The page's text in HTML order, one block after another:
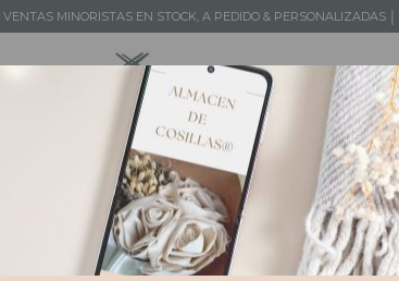
MINORISTAS EN STOCK, A PEDIDO & PERSONALIZADAS
DE AUTOR KIDS SERVICIOS